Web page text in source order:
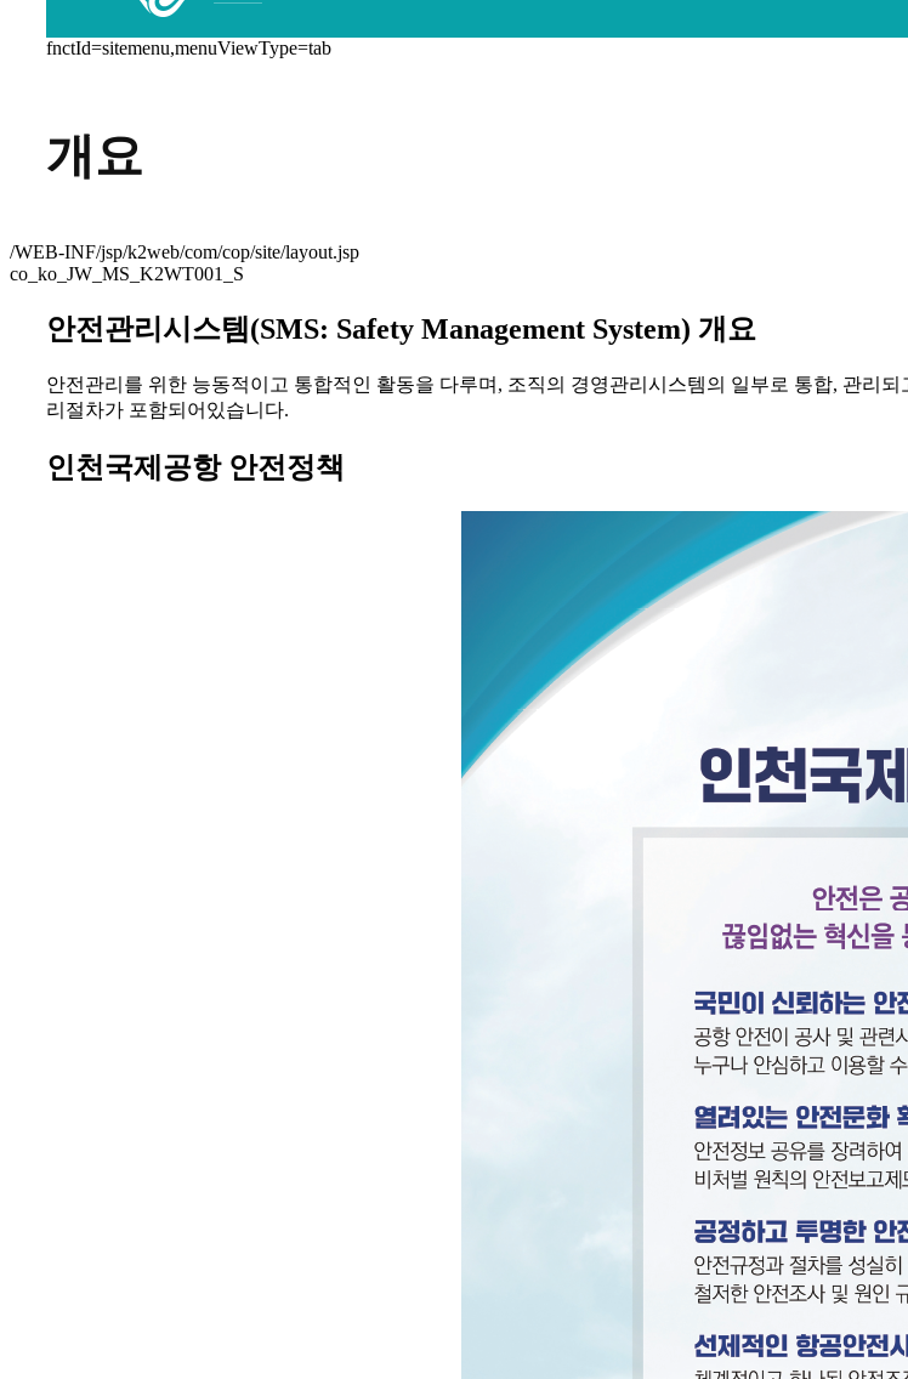
fnctId=sitemenu,menuViewType=tab
개요
/WEB-INF/jsp/k2web/com/cop/site/layout.jsp
co_ko_JW_MS_K2WT001_S
안전관리시스템(SMS: Safety Management System) 개요
안전관리를 위한 능동적이고 통합적인 활동을 다루며, 조직의 경영관리시스템의 일부로 통합, 관리
리절차가 포함되어있습니다.
인천국제공항 안전정책